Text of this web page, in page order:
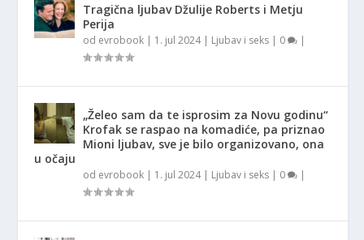
Tragična ljubav Džulije Roberts i Metju
Perija
od evrobook | 1. jul 2024| Ljubav i seks | 0 |
„Želeo sam da te isprosim za Novu godinu“
Krofak se raspao na komadiće, pa priznao
Mioni ljubav, sve je bilo organizovano, ona
u očaju
od evrobook | 1. jul 2024| Ljubav i seks | 0 |